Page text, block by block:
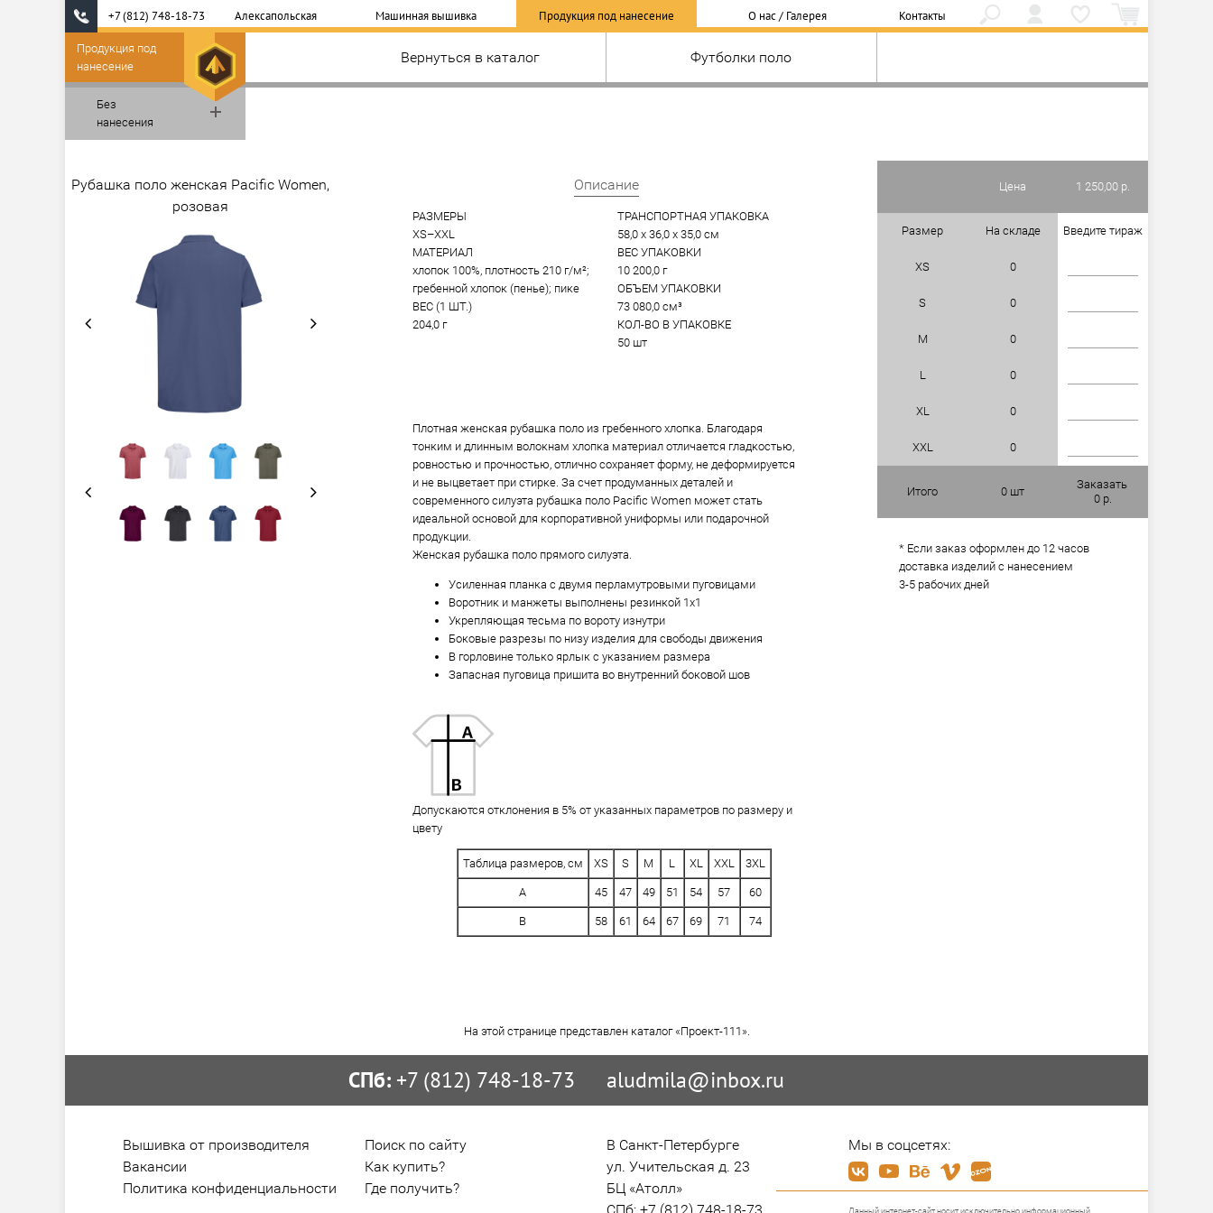
+7 (812) 748-18-73 Алексапольская Машинная вышивка Продукция под нанесение О нас / Галерея Контакты
Вернуться в каталог Футболки поло
Продукция под
нанесение
Без
нанесения
Рубашка поло женская Pacific Women,
розовая
Цена 1 250,00 р.
Размер На складе Введите тираж
XS 0
S 0
M 0
L 0
XL 0
XXL 0
Итого 0 шт
Заказать
0 р.
* Если заказ оформлен до 12 часов
доставка изделий с нанесением
3-5 рабочих дней
Описание
РАЗМЕРЫ
XS–XXL
МАТЕРИАЛ
хлопок 100%, плотность 210 г/м²;
гребенной хлопок (пенье); пике
ВЕС (1 ШТ.)
204,0 г
ТРАНСПОРТНАЯ УПАКОВКА
58,0 x 36,0 x 35,0 см
ВЕС УПАКОВКИ
10 200,0 г
ОБЪЕМ УПАКОВКИ
73 080,0 см³
КОЛ-ВО В УПАКОВКЕ
50 шт
Плотная женская рубашка поло из гребенного хлопка. Благодаря
тонким и длинным волокнам хлопка материал отличается гладкостью,
ровностью и прочностью, отлично сохраняет форму, не деформируется
и не выцветает при стирке. За счет продуманных деталей и
современного силуэта рубашка поло Pacific Women может стать
идеальной основой для корпоративной униформы или подарочной
продукции.
Женская рубашка поло прямого силуэта.
Усиленная планка с двумя перламутровыми пуговицами
Воротник и манжеты выполнены резинкой 1x1
Укрепляющая тесьма по вороту изнутри
Боковые разрезы по низу изделия для свободы движения
В горловине только ярлык с указанием размера
Запасная пуговица пришита во внутренний боковой шов
Допускаются отклонения в 5% от указанных параметров по размеру и
цвету
Таблица размеров, см XS S M L XL XXL 3XL
A 45 47 49 51 54 57 60
B 58 61 64 67 69 71 74
На этой странице представлен каталог «Проект-111».
СПб: +7 (812) 748-18-73 aludmila@inbox.ru
Вышивка от производителя
Вакансии
Политика конфиденциальности
Поиск по сайту
Как купить?
Где получить?
В Санкт-Петербурге
ул. Учительская д. 23
БЦ «Атолл»
Мы в соцсетях:
Данный интернет-сайт носит исключительно информационный